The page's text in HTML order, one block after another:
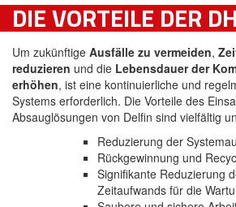
DIE VORTEILE DER
Um zukünftige Ausfälle zu vermeiden,
reduzieren und die Lebensdauer der
erhöhen, ist eine kontinuierliche und
Systems erforderlich. Die Vorteile des
Absauglösungen von Delfin sind vielfältig
Reduzierung der
Rückgewinnung und
Signifikante Reduzierung
Zeitaufwands für die